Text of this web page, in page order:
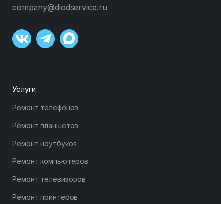
company@diodservice.ru
Услуги
Ремонт телефонов
Ремонт планшетов
Ремонт ноутбуков
Ремонт компьютеров
Ремонт телевизоров
Ремонт принтеров